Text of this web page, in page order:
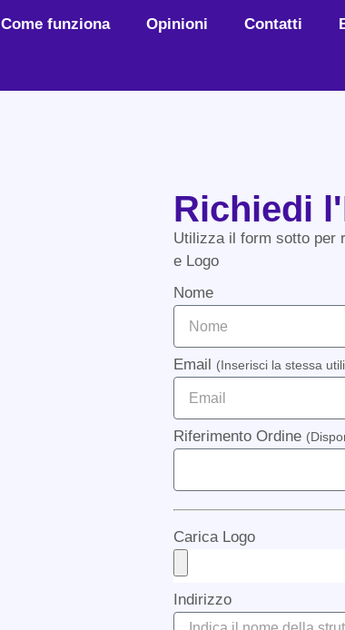
Come funziona Opinioni Contatti
Richiedi
Utilizza il form sotto per
e Logo
Nome
Email (Inserisci la stessa
Riferimento Ordine
Carica Logo
Indirizzo